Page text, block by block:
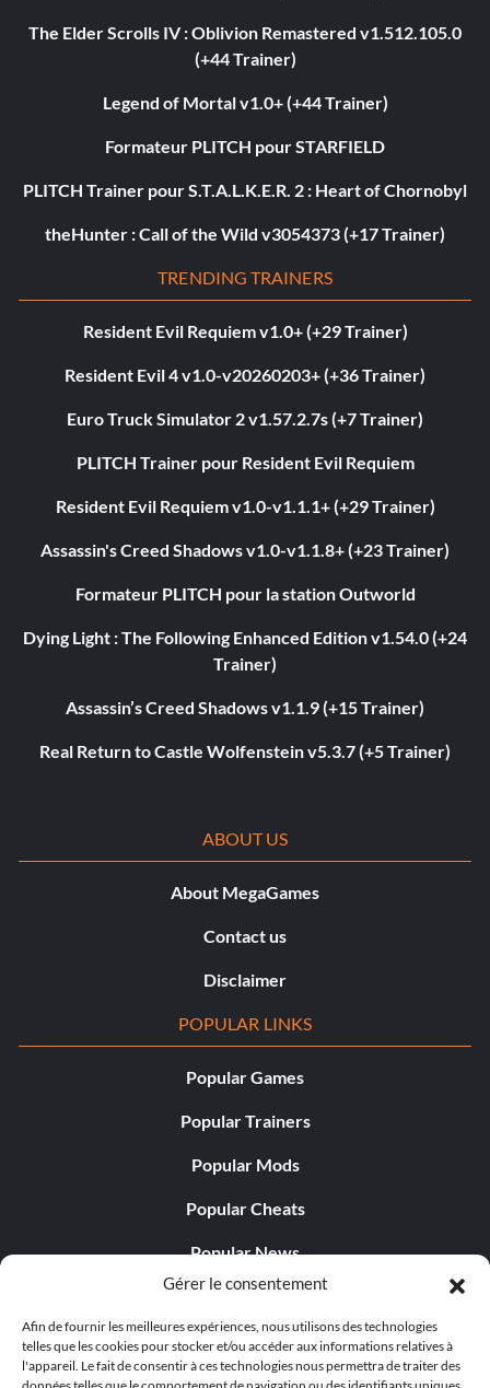
Gérer le consentement
Afin de fournir les meilleures expériences, nous utilisons des technologies
telles que les cookies pour stocker et/ou accéder aux informations relatives à
l'appareil. Le fait de consentir à ces technologies nous permettra de traiter des
The Elder Scrolls IV : Oblivion Remastered v1.512.105.0
(+44 Trainer)
Legend of Mortal v1.0+ (+44 Trainer)
Formateur PLITCH pour STARFIELD
PLITCH Trainer pour S.T.A.L.K.E.R. 2 : Heart of Chornobyl
theHunter : Call of the Wild v3054373 (+17 Trainer)
TRENDING TRAINERS
Resident Evil Requiem v1.0+ (+29 Trainer)
Resident Evil 4 v1.0-v20260203+ (+36 Trainer)
Euro Truck Simulator 2 v1.57.2.7s (+7 Trainer)
PLITCH Trainer pour Resident Evil Requiem
Resident Evil Requiem v1.0-v1.1.1+ (+29 Trainer)
Assassin's Creed Shadows v1.0-v1.1.8+ (+23 Trainer)
Formateur PLITCH pour la station Outworld
Dying Light : The Following Enhanced Edition v1.54.0 (+24
Trainer)
Assassin’s Creed Shadows v1.1.9 (+15 Trainer)
Real Return to Castle Wolfenstein v5.3.7 (+5 Trainer)
ABOUT US
About MegaGames
Contact us
Disclaimer
POPULAR LINKS
Popular Games
Popular Trainers
Popular Mods
Popular Cheats
Popular News
Popular Editorials
Popular Free Games
LATEST UPDATES